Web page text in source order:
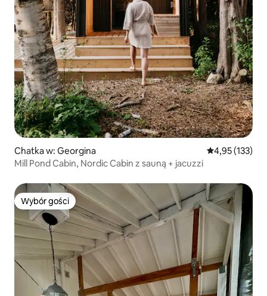
Chatka w: Georgina Średnia
4,95 (133)
Mill Pond Cabin, Nordic Cabin z sauną + jacuzzi
Wybór gości
Wybór gości